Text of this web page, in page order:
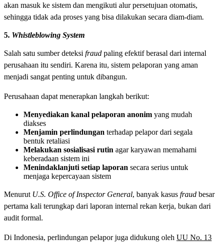
akan masuk ke sistem dan mengikuti alur persetujuan otomatis,
sehingga tidak ada proses yang bisa dilakukan secara diam-diam.
5. Whistleblowing System
Salah satu sumber deteksi fraud paling efektif berasal dari internal
perusahaan itu sendiri. Karena itu, sistem pelaporan yang aman
menjadi sangat penting untuk dibangun.
Perusahaan dapat menerapkan langkah berikut:
Menyediakan kanal pelaporan anonim yang mudah
diakses
Menjamin perlindungan terhadap pelapor dari segala
bentuk retaliasi
Melakukan sosialisasi rutin agar karyawan memahami
keberadaan sistem ini
Menindaklanjuti setiap laporan secara serius untuk
menjaga kepercayaan sistem
Menurut U.S. Office of Inspector General, banyak kasus fraud besar
pertama kali terungkap dari laporan internal rekan kerja, bukan dari
audit formal.
Di Indonesia, perlindungan pelapor juga didukung oleh UU No. 13